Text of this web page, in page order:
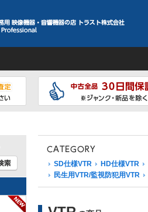
SD仕様VTR
HD仕様VTR
民生用VTR/監視防犯用VTR